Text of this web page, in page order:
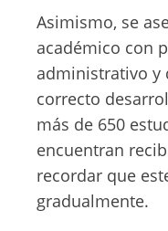
Asimismo, se
académico con
administrativo y
correcto
más de 650
encuentran
recordar que
gradualmente.